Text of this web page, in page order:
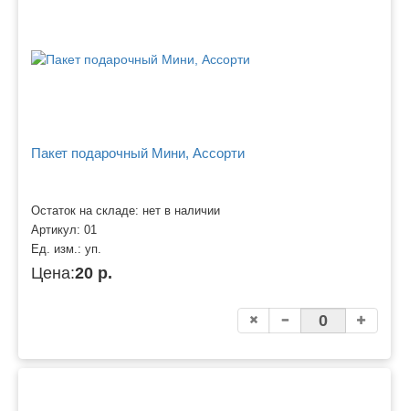
Пакет подарочный Мини, Ассорти
Остаток на складе: нет в наличии
Артикул: 01
Ед. изм.: уп.
Цена:20 р.